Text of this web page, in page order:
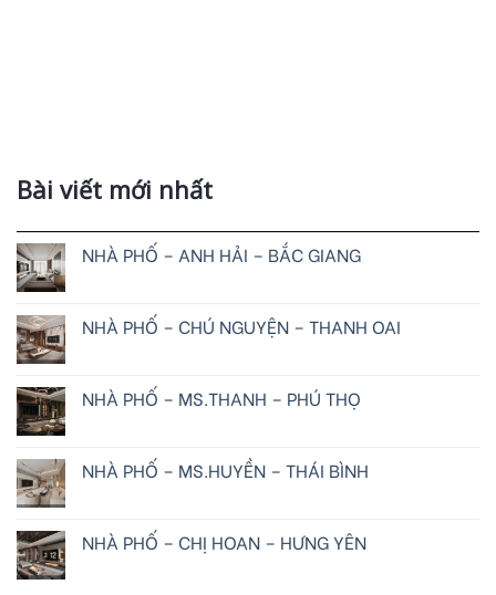
Bài viết mới nhất
NHÀ PHỐ – ANH HẢI – BẮC GIANG
NHÀ PHỐ – CHÚ NGUYỆN – THANH OAI
NHÀ PHỐ – MS.THANH – PHÚ THỌ
NHÀ PHỐ – MS.HUYỀN – THÁI BÌNH
NHÀ PHỐ – CHỊ HOAN – HƯNG YÊN